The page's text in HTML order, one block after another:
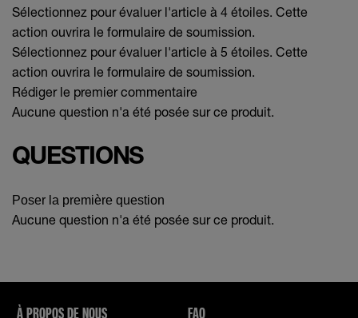
Sélectionnez pour évaluer l'article à 4 étoiles. Cette
action ouvrira le formulaire de soumission.
Sélectionnez pour évaluer l'article à 5 étoiles. Cette
action ouvrira le formulaire de soumission.
Rédiger le premier commentaire
Aucune question n'a été posée sur ce produit.
QUESTIONS
Poser la première question
Aucune question n'a été posée sur ce produit.
À PROPOS DE NOUS FAQ